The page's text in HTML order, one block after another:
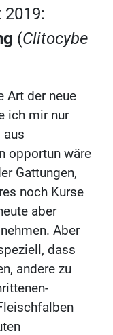
(Clitocybe
Art der neue
ich mir nur
aus
opportun wäre
Gattungen,
noch Kurse
aber
Aber
dass
andere zu